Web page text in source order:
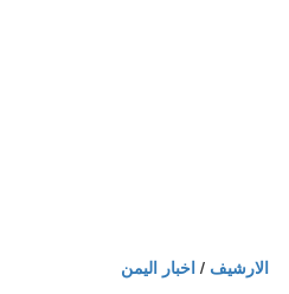
الارشيف / اخبار اليمن